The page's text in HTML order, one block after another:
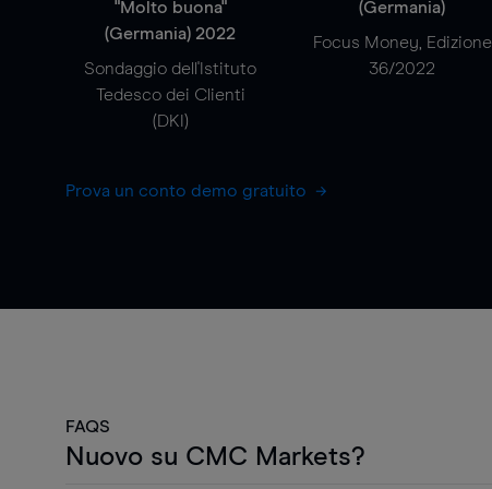
"Molto buona"
(Germania) 2022
Sondaggio dell'Istituto
Tedesco dei Clienti
(DKI)
(Germania)
Focus Money, Edizione
36/2022
Prova un conto demo gratuito
FAQS
Nuovo su CMC Markets?